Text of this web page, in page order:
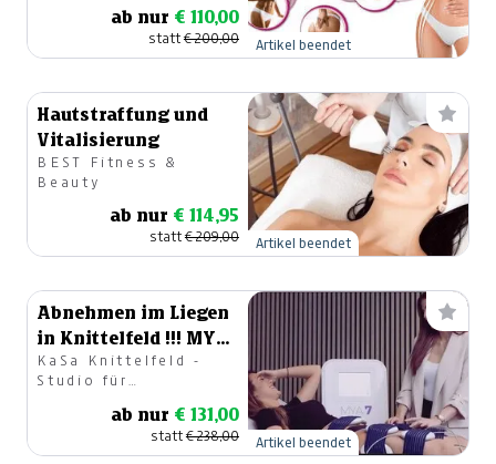
ab nur € 110,00
statt€ 200,00 Artikel beendet
Hautstraffung und
Vitalisierung
BEST Fitness &
Beauty
ab nur € 114,95
statt€ 209,00 Artikel beendet
Abnehmen im Liegen
in Knittelfeld !!! MYA
7 !!! - 2er Block
KaSa Knittelfeld -
Studio für
geistiges
Wohlbefinden OG
ab nur € 131,00
statt€ 238,00 Artikel beendet